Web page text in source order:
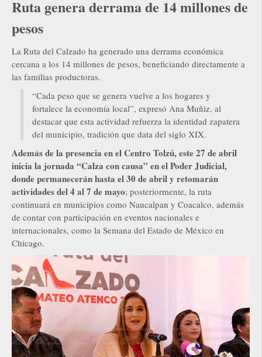
Ruta genera derrama de 14 millones de
pesos
La Ruta del Calzado ha generado una derrama económica
cercana a los 14 millones de pesos, beneficiando directamente a
las familias productoras.
“Cada peso que se genera vuelve a los hogares y
fortalece la economía local”, expresó Ana Muñiz, al
destacar que esta actividad refuerza la identidad zapatera
del municipio, tradición que data del siglo XIX.
Además de la presencia en el Centro Tolzú, este 27 de abril
inicia la jornada “Calza con causa” en el Poder Judicial,
donde permanecerán hasta el 30 de abril y retomarán
actividades del 4 al 7 de mayo; posteriormente, la ruta
continuará en municipios como Naucalpan y Coacalco, además
de contar con participación en eventos nacionales e
internacionales, como la Semana del Estado de México en
Chicago.